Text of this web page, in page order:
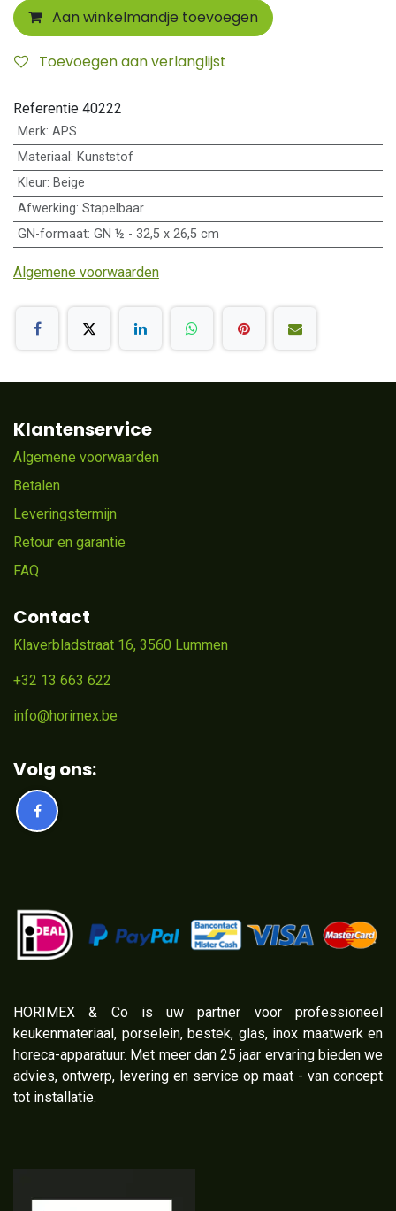
Aan winkelmandje toevoegen
Toevoegen aan verlanglijst
Referentie 40222
Merk: APS
Materiaal : Kunststof
Kleur: Beige
Afwerking: Stapelbaar
GN-formaat: GN ½ - 32,5 x 26,5 cm
Algemene voorwaarden
Klantenservice
Algemene voorwaarden
Betalen
Leveringstermijn
Retour en garantie
FAQ
Contact
Klaverbladstraat 16, 3560 Lummen
+32 13 663 622
info@horimex.be
Volg ons:
​HORIMEX & Co is uw partner voor professioneel
keukenmateriaal, porselein, bestek, glas, inox maatwerk en
horeca-apparatuur. Met meer dan 25 jaar ervaring bieden we
advies, ontwerp, levering en service op maat - van concept
tot installatie.